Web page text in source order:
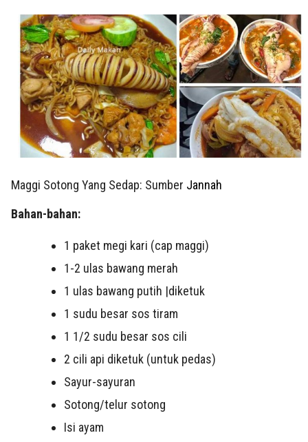
Maggi Sotong Yang Sedap: Sumber Jannah
Bahan-bahan:
1 paket megi kari (cap maggi)
1-2 ulas bawang merah
1 ulas bawang putih |diketuk
1 sudu besar sos tiram
1 1/2 sudu besar sos cili
2 cili api diketuk (untuk pedas)
Sayur-sayuran
Sotong/telur sotong
Isi ayam